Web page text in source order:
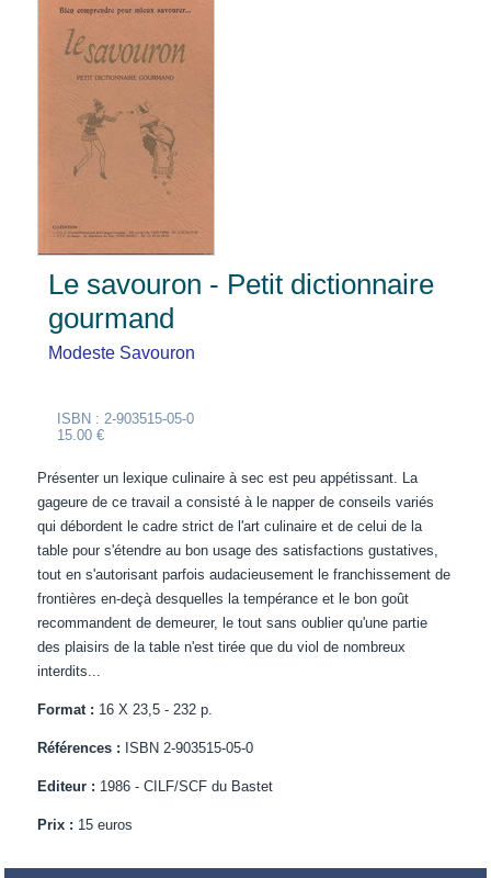
Le savouron - Petit dictionnaire
gourmand
Modeste Savouron
ISBN : 2-903515-05-0
15.00 €
Présenter un lexique culinaire à sec est peu appétissant. La
gageure de ce travail a consisté à le napper de conseils variés
qui débordent le cadre strict de l'art culinaire et de celui de la
table pour s'étendre au bon usage des satisfactions gustatives,
tout en s'autorisant parfois audacieusement le franchissement de
frontières en-deçà desquelles la tempérance et le bon goût
recommandent de demeurer, le tout sans oublier qu'une partie
des plaisirs de la table n'est tirée que du viol de nombreux
interdits...
Format : 16 X 23,5 - 232 p.
Références : ISBN 2-903515-05-0
Editeur : 1986 - CILF/SCF du Bastet
Prix : 15 euros